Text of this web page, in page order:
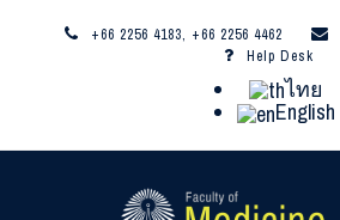
+66 2256 4183, +66 2256 4462
Help Desk
ไทย
English